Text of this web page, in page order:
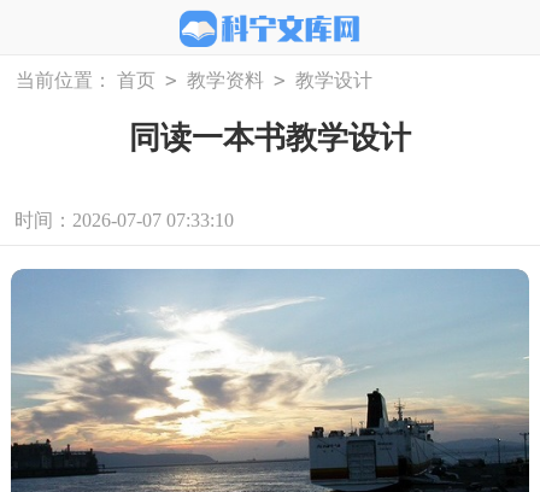
当前位置： 首页 > 教学资料 > 教学设计
同读一本书教学设计
时间：2026-07-07 07:33:10